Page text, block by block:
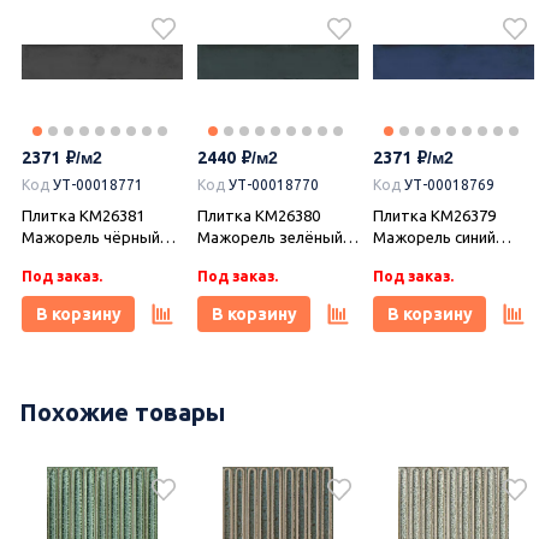
2371
Код УТ-00018771
Плитка KM26381
Мажорель чёрный
Kerama Marazzi
(Керама Марацци)
Под заказ.
В корзину
2440
Код УТ-00018770
Плитка KM26380
Мажорель зелёный
6x28,5x1, Kerama
Marazzi (Керама
Марацци)
Под заказ.
В корзину
2371
Код УТ-00018769
Плитка KM26379
Мажорель синий
6x28,5x1, Kerama
Marazzi (Керама
Марацци)
Под заказ.
В корзину
2649
Керамогранит
DD841590R Про
2726
УТ-00017374
Керамогранит
2170
Коллекция
Похожие товары